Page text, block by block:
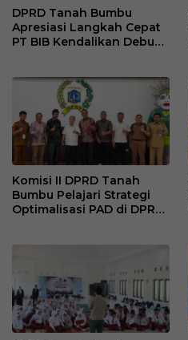
DPRD Tanah Bumbu
Apresiasi Langkah Cepat
PT BIB Kendalikan Debu
Komisi II DPRD Tanah
Bumbu Pelajari Strategi
Optimalisasi PAD di DPRD